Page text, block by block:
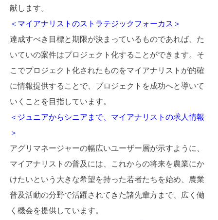
献します。
＜マイアナリストのストラテジックフォーカス＞
達成すべき目標と期限が決まっているものであれば、た
いていの案件はプロジェクト化することができます。そ
こでプロジェクト化されたものをマイアナリストが的確
に情報提供することで、プロジェクトを成功へと導いて
いくことを目指しています。
＜ジュニアからシニアまで、マイアナリストの求人情報
＞
アグリマネージャーの幅広いユーザー層が示すように、
マイアナリストの普及には、これからの将来を農業にか
けたいという大きな希望を持った若者たちを始め、農業
普及活動の分野で活躍されてきた諸先輩方まで、広く働
く機会を提供しています。